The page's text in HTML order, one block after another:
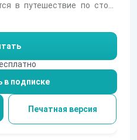
в путешествие по столу
пятый, одноногий,
суждено пережить
Его сердце покоряет
стоящая у дверей
неё он готов на всё. Но
игрушечного тролля и
ему испытания, полные
в подписке
Печатная версия